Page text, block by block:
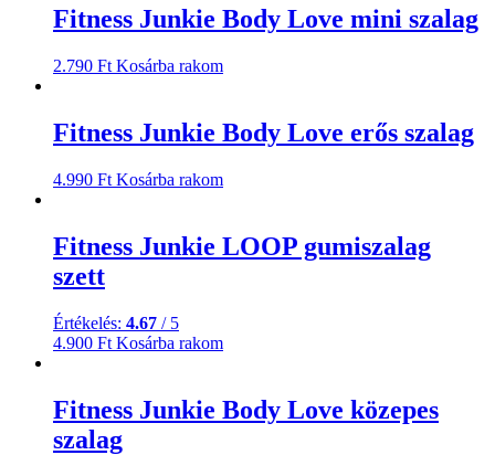
Fitness Junkie Body Love mini szalag
2.790 Ft Kosárba rakom
Fitness Junkie Body Love erős szalag
4.990 Ft Kosárba rakom
Fitness Junkie LOOP gumiszalag
szett
Értékelés: 4.67 / 5
4.900 Ft Kosárba rakom
Fitness Junkie Body Love közepes
szalag